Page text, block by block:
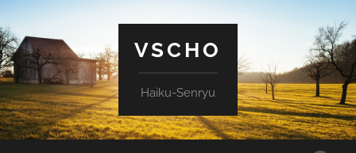
VSCHO
Haiku-Senryu